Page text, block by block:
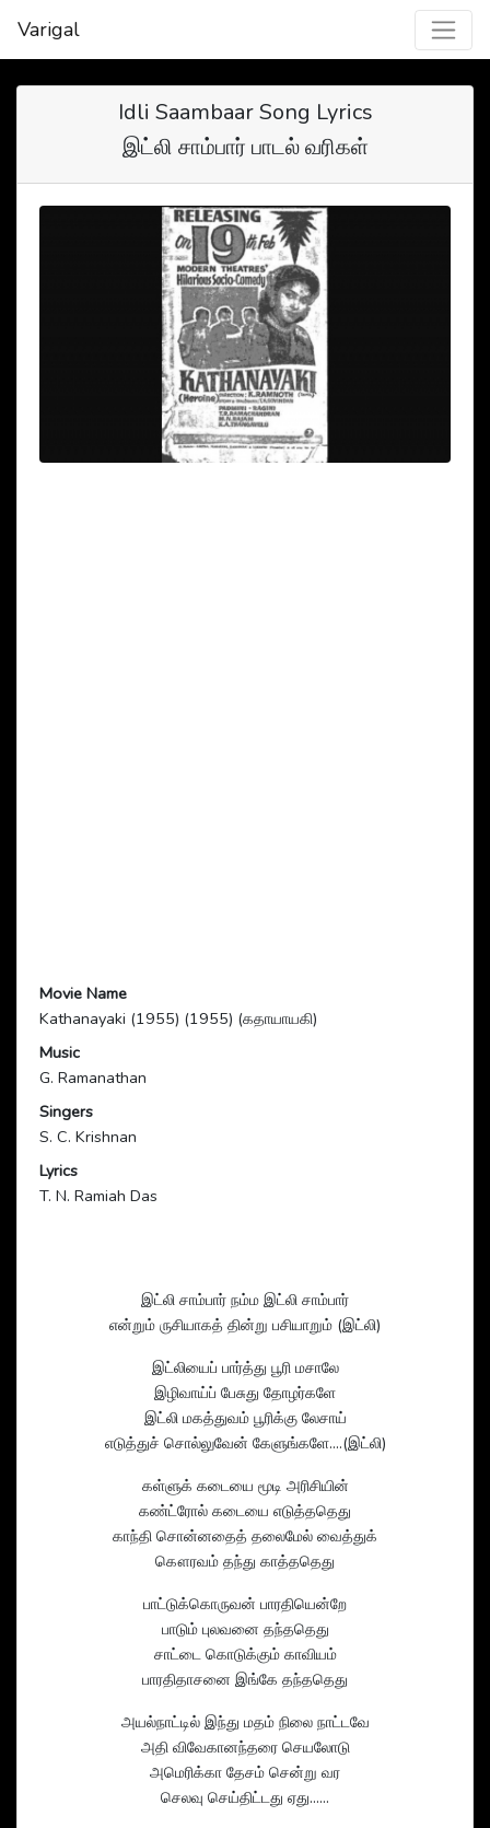
Varigal
Idli Saambaar Song Lyrics
இட்லி சாம்பார் பாடல் வரிகள்
Movie Name
Kathanayaki (1955) (1955) (கதாயாயகி)
Music
G. Ramanathan
Singers
S. C. Krishnan
Lyrics
T. N. Ramiah Das
இட்லி சாம்பார் நம்ம இட்லி சாம்பார்
என்றும் ருசியாகத் தின்று பசியாறும் (இட்லி)
இட்லியைப் பார்த்து பூரி மசாலே
இழிவாய்ப் பேசுது தோழர்களே
இட்லி மகத்துவம் பூரிக்கு லேசாய்
எடுத்துச் சொல்லுவேன் கேளுங்களே....(இட்லி)
கள்ளுக் கடையை மூடி அரிசியின்
கண்ட்ரோல் கடையை எடுத்ததெது
காந்தி சொன்னதைத் தலைமேல் வைத்துக்
கௌரவம் தந்து காத்ததெது
பாட்டுக்கொருவன் பாரதியென்றே
பாடும் புலவனை தந்ததெது
சாட்டை கொடுக்கும் காவியம்
பாரதிதாசனை இங்கே தந்ததெது
அயல்நாட்டில் இந்து மதம் நிலை நாட்டவே
அதி விவேகானந்தரை செயலோடு
அமெரிக்கா தேசம் சென்று வர
செலவு செய்திட்டது ஏது......